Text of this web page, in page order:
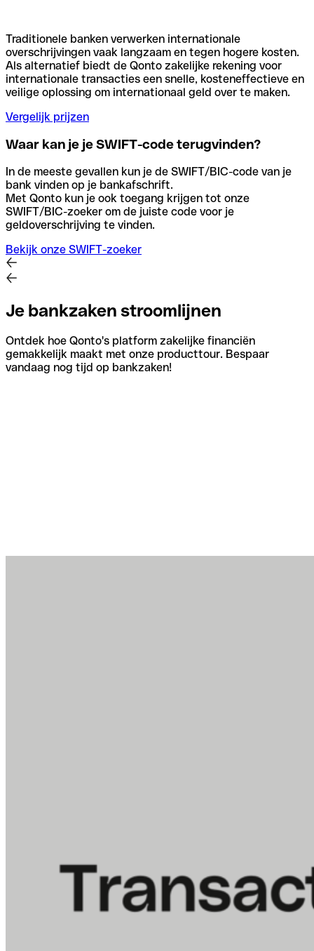
Traditionele banken verwerken internationale
overschrijvingen vaak langzaam en tegen hogere kosten.
Als alternatief biedt de Qonto zakelijke rekening voor
internationale transacties een snelle, kosteneffectieve en
veilige oplossing om internationaal geld over te maken.
Vergelijk prijzen
Waar kan je je SWIFT-code terugvinden?
In de meeste gevallen kun je de SWIFT/BIC-code van je
bank vinden op je bankafschrift.
Met Qonto kun je ook toegang krijgen tot onze
SWIFT/BIC-zoeker om de juiste code voor je
geldoverschrijving te vinden.
Bekijk onze SWIFT-zoeker
Je bankzaken stroomlijnen
Ontdek hoe Qonto's platform zakelijke financiën
gemakkelijk maakt met onze producttour. Bespaar
vandaag nog tijd op bankzaken!